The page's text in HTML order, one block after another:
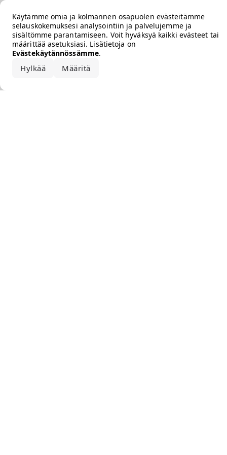
Käytämme omia ja kolmannen osapuolen evästeitämme
selauskokemuksesi analysointiin ja palvelujemme ja
sisältömme parantamiseen. Voit hyväksyä kaikki evästeet tai
määrittää asetuksiasi. Lisätietoja on
Evästekäytännössämme.
Hylkää Määritä
Error loading the brand